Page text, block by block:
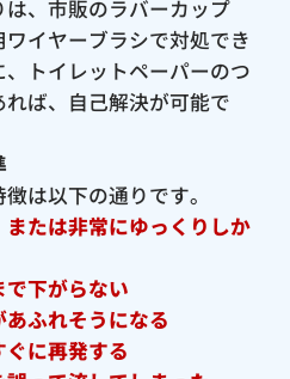
、市販のラバーカップ
ワイヤーブラシで対処でき
トイレットペーパーのつ
ば、自己解決が可能で
は以下の通りです。
たは非常にゆっくりしか
下がらない
ふれそうになる
に再発する